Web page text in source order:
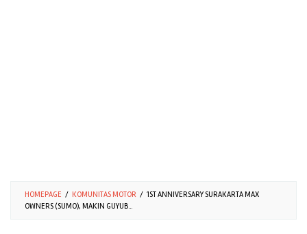
HOMEPAGE / KOMUNITAS MOTOR / 1ST ANNIVERSARY SURAKARTA MAX
OWNERS (SUMO), MAKIN GUYUB...